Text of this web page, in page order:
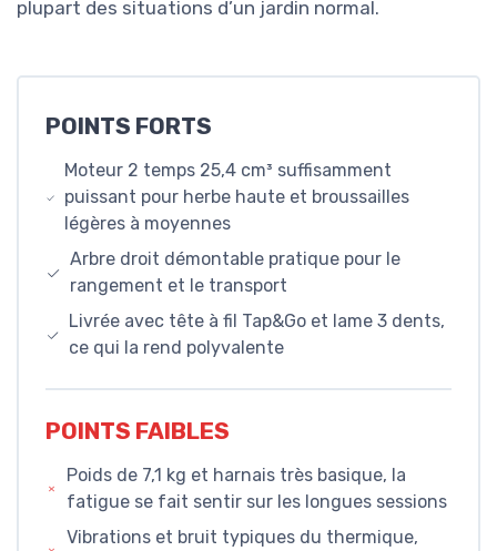
plupart des situations d’un jardin normal.
POINTS FORTS
Moteur 2 temps 25,4 cm³ suffisamment
puissant pour herbe haute et broussailles
légères à moyennes
Arbre droit démontable pratique pour le
rangement et le transport
Livrée avec tête à fil Tap&Go et lame 3 dents,
ce qui la rend polyvalente
POINTS FAIBLES
Poids de 7,1 kg et harnais très basique, la
fatigue se fait sentir sur les longues sessions
Vibrations et bruit typiques du thermique,